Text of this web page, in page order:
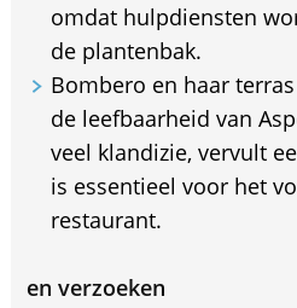
omdat hulpdiensten
de plantenbak.
Bombero en haar
de leefbaarheid van
veel klandizie, vervult
is essentieel voor het
restaurant.
en verzoeken